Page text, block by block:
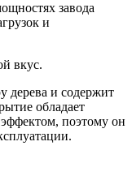
завода
и
вкус.
дерева и содержит
обладает
поэтому он